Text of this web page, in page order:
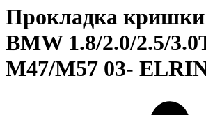
Прокладка
BMW 1.8/2.0/2.5/
M47/M57 03-